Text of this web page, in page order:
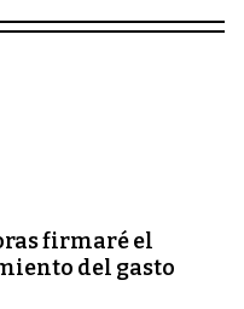
firmaré el
del gasto